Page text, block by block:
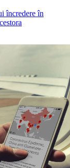
încredere în